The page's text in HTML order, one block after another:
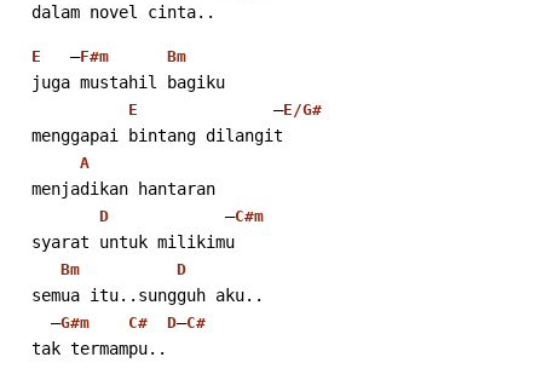
  dalam novel cinta..
E
   –
F#m Bm
  juga mustahil bagiku
E
              –
E/G#
  menggapai bintang dilangit
A
  menjadikan hantaran
D
            –
C#m
  syarat untuk milikimu
Bm D
  semua itu..sungguh aku..
    –
G#m C# D–C#
  tak termampu..